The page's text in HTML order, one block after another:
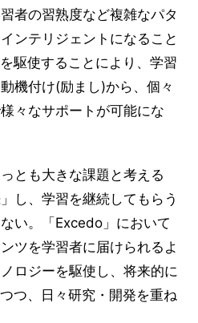
者の習熟度など複雑なパタ
ンテリジェントになること
駆使することにより、学習
機付け(励まし)から、個々
々なサポートが可能にな
とも大きな課題と考える
し、学習を継続してもらう
い。「Excedo」において
ツを学習者に届けられるよ
ロジーを駆使し、将来的に
つ、日々研究・開発を重ね